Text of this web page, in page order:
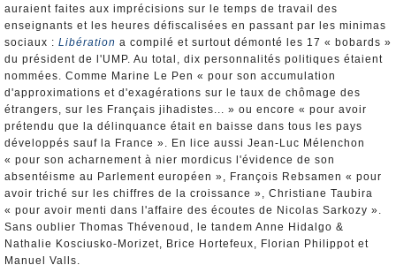
auraient faites aux imprécisions sur le temps de travail des
enseignants et les heures défiscalisées en passant par les minimas
sociaux : Libération a compilé et surtout démonté les 17 « bobards »
du président de l'UMP. Au total, dix personnalités politiques étaient
nommées. Comme Marine Le Pen « pour son accumulation
d'approximations et d'exagérations sur le taux de chômage des
étrangers, sur les Français jihadistes... » ou encore « pour avoir
prétendu que la délinquance était en baisse dans tous les pays
développés sauf la France ». En lice aussi Jean-Luc Mélenchon
« pour son acharnement à nier mordicus l'évidence de son
absentéisme au Parlement européen », François Rebsamen « pour
avoir triché sur les chiffres de la croissance », Christiane Taubira
« pour avoir menti dans l'affaire des écoutes de Nicolas Sarkozy ».
Sans oublier Thomas Thévenoud, le tandem Anne Hidalgo &
Nathalie Kosciusko-Morizet, Brice Hortefeux, Florian Philippot et
Manuel Valls.